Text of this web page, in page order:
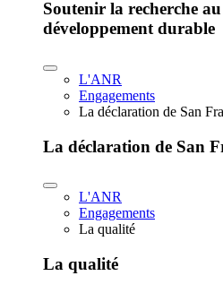
Soutenir la recherche
développement durable
L'ANR
Engagements
La déclaration de San
La déclaration de San
L'ANR
Engagements
La qualité
La qualité